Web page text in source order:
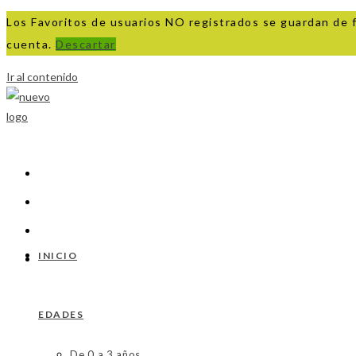
Los Favoritos de usuarios NO registrados se guardan
cuenta. Descartar
Ir al contenido
INICIO
EDADES